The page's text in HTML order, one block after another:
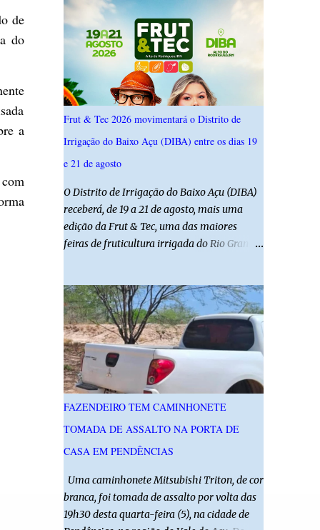
de
do
a
somaram 6,4% e outros 43,8% não
souberam responder. A pesquisa IPSsensus
ouviu 1.500 eleitores em todas as regiões do
Rio Grande do Norte entre os dias 18 e 22 de
junho de 2026. O levantamento possui
margem de erro de 2,5 pontos percentuais e
nível de confiança de 95%. Registro no TSE:
RN-09520/2026
Frut & Tec 2026 movimentará o Distrito de
Irrigação do Baixo Açu (DIBA) entre os dias 19
e 21 de agosto
O Distrito de Irrigação do Baixo Açu (DIBA)
receberá, de 19 a 21 de agosto, mais uma
edição da Frut & Tec, uma das maiores
feiras de fruticultura irrigada do Rio Grande
estudantes e profissionais do agronegócio,
com palestras de especialistas, visitas
técnicas a campo e uma ampla exposição de
empresas, instituições e tecnologias voltadas
ao setor. Além das atividades técnicas, a
feira contará com programação cultural. No
dia 20 de agosto, o público poderá prestigiar
o show de humor com Mução, seguido de
apresentação musical de Vê Barreto. A Frut
& Tec reforça a importância do Distrito de
fruticultura irrigada, promovendo
conhecimento, inovação e oportunidades
para o desenvolvimento do agronegócio
FAZENDEIRO TEM CAMINHONETE
TOMADA DE ASSALTO NA PORTA DE
CASA EM PENDÊNCIAS
Uma caminhonete Mitsubishi Triton, de cor
branca, foi tomada de assalto por volta das
19h30 desta quarta-feira (5), na cidade de